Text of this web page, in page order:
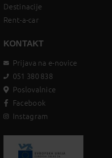
Destinacije
Rent-a-car
KONTAKT
Prijava na e-novice
051 380 838
Poslovalnice
Facebook
Instagram